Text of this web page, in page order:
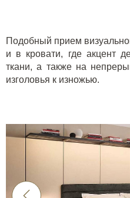
Подобный прием
и в кровати, где акцент
ткани, а также на
изголовья к изножью.